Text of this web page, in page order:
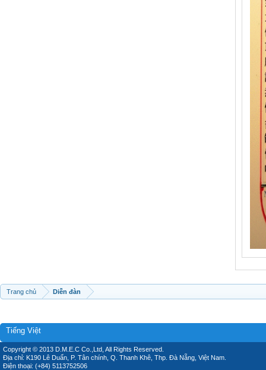
Trang chủ Diễn đàn
Tiếng Việt
Copyright © 2013 D.M.E.C Co.,Ltd, All Rights Reserved.
Địa chỉ: K190 Lê Duẩn, P. Tân chính, Q. Thanh Khê, Thp. Đà Nẵng, Việt Nam.
Điện thoại: (+84) 5113752506